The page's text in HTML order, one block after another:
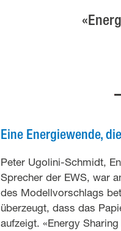
Eine Energiewende,
Peter Ugolini-Schmidt,
Sprecher der EWS, war
des Modellvorschlags
überzeugt, dass das
aufzeigt. «Energy